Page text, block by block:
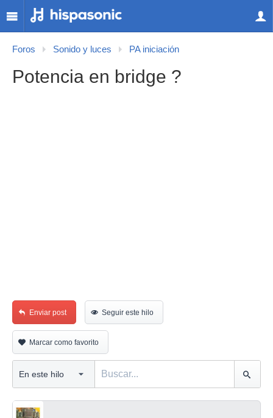
Foros Sonido y luces PA iniciación
Potencia en bridge ?
Enviar post Seguir este hilo
Marcar como favorito